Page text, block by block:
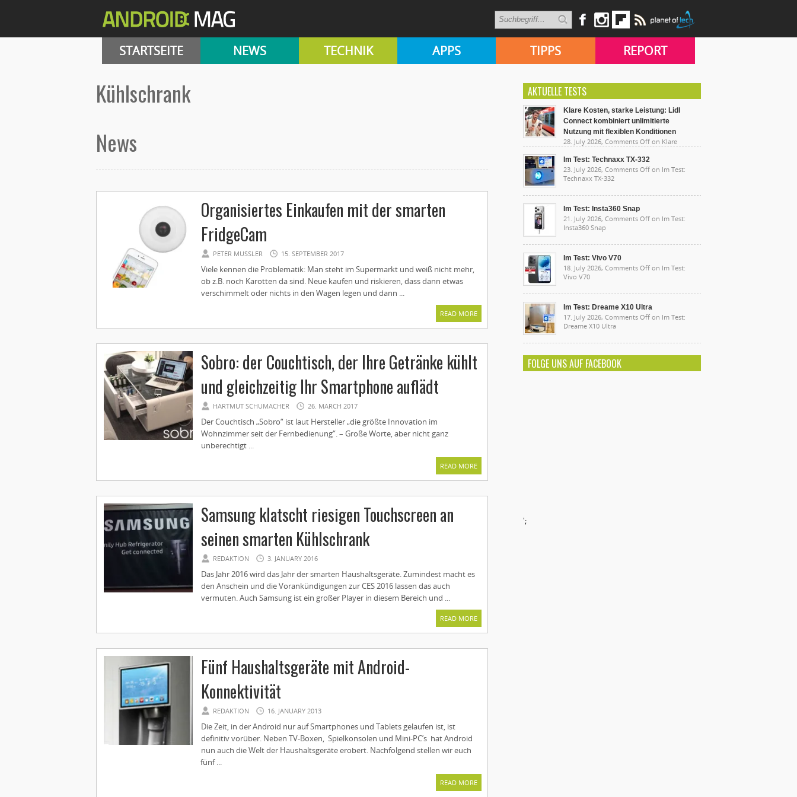
STARTSEITE NEWS TECHNIK APPS TIPPS REPORT
Kühlschrank
News
Organisiertes Einkaufen mit der smarten
FridgeCam
PETER MUSSLER 15. SEPTEMBER 2017
Viele kennen die Problematik: Man steht im Supermarkt und weiß nicht mehr,
ob z.B. noch Karotten da sind. Neue kaufen und riskieren, dass dann etwas
verschimmelt oder nichts in den Wagen legen und dann ...
READ MORE
Sobro: der Couchtisch, der Ihre Getränke kühlt
und gleichzeitig Ihr Smartphone auflädt
HARTMUT SCHUMACHER 26. MARCH 2017
Der Couchtisch „Sobro“ ist laut Hersteller „die größte Innovation im
Wohnzimmer seit der Fernbedienung“. – Große Worte, aber nicht ganz
unberechtigt ...
READ MORE
Samsung klatscht riesigen Touchscreen an
seinen smarten Kühlschrank
REDAKTION 3. JANUARY 2016
Das Jahr 2016 wird das Jahr der smarten Haushaltsgeräte. Zumindest macht es
den Anschein und die Vorankündigungen zur CES 2016 lassen das auch
vermuten. Auch Samsung ist ein großer Player in diesem Bereich und ...
READ MORE
Fünf Haushaltsgeräte mit Android-
Konnektivität
REDAKTION 16. JANUARY 2013
Die Zeit, in der Android nur auf Smartphones und Tablets gelaufen ist, ist
definitiv vorüber. Neben TV-Boxen, Spielkonsolen und Mini-PC’s hat Android
nun auch die Welt der Haushaltsgeräte erobert. Nachfolgend stellen wir euch
fünf ...
READ MORE
AKTUELLE TESTS
Klare Kosten, starke Leistung: Lidl
Connect kombiniert unlimitierte
Nutzung mit flexiblen Konditionen
28. July 2026, Comments Off on Klare
unlimitierte Nutzung mit flexiblen Konditionen
Im Test: Technaxx TX-332
23. July 2026, Comments Off on Im Test:
Technaxx TX-332
Im Test: Insta360 Snap
21. July 2026, Comments Off on Im Test:
Insta360 Snap
Im Test: Vivo V70
18. July 2026, Comments Off on Im Test:
Vivo V70
Im Test: Dreame X10 Ultra
17. July 2026, Comments Off on Im Test:
Dreame X10 Ultra
FOLGE UNS AUF FACEBOOK
';